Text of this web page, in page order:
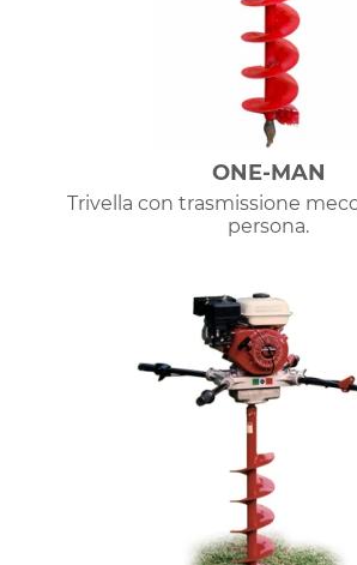
ONE-MAN
Trivella con trasmissione
persona.